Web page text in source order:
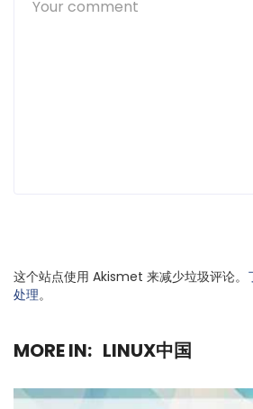
这个站点使用 Akismet 来减少垃圾评论。
处理。
MORE IN: LINUX中国